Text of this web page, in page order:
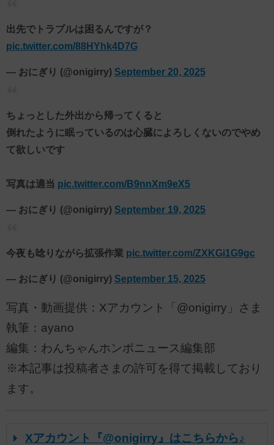
出先でトラブルは困るんですが？
pic.twitter.com/88HYhk4D7G
— おにぎり (@onigirry) September 20, 2025
ちょっとした外出から帰ってくると
倒れたように眠っているのは心臓によろしくないのでやめ
て欲しいです
写真は適当 pic.twitter.com/B9nnXm9eX5
— おにぎり (@onigirry) September 19, 2025
今夜も唸りながら拡張作業 pic.twitter.com/ZXKGi1G9gc
— おにぎり (@onigirry) September 15, 2025
写真・動画提供：Xアカウント「@onigirry」さま
執筆：ayano
編集：わんちゃんホンポニュース編集部
※本記事は投稿者さまの許可を得て掲載しており
ます。
Xアカウント『@onigirry』はこちらから♪